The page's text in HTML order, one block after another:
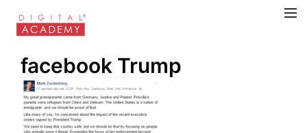
facebook Trump